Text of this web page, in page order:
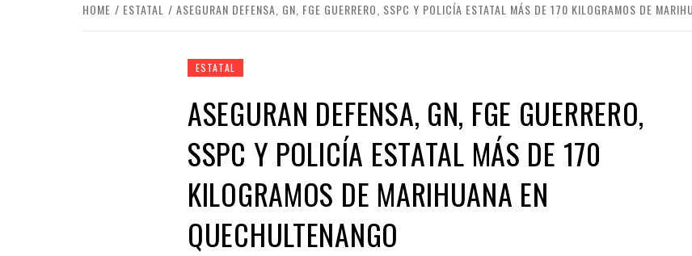
HOME ESTATAL ASEGURAN DEFENSA, GN, FGE GUERRERO, SSPC Y POLICÍA ESTATAL MÁS DE 170 KILOGRAMOS DE
ESTATAL
ASEGURAN DEFENSA, GN, FGE GUERRERO,
SSPC Y POLICÍA ESTATAL MÁS DE 170
KILOGRAMOS DE MARIHUANA EN
QUECHULTENANGO